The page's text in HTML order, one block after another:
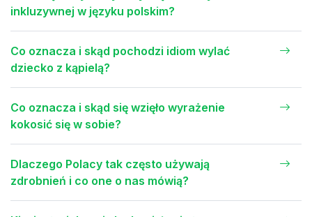
inkluzywnej w języku polskim?
Co oznacza i skąd pochodzi idiom wylać
dziecko z kąpielą?
Co oznacza i skąd się wzięło wyrażenie
kokosić się w sobie?
Dlaczego Polacy tak często używają
zdrobnień i co one o nas mówią?